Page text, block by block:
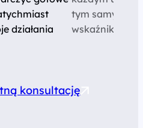
działania
tym samym
wskaźniki
konsultację